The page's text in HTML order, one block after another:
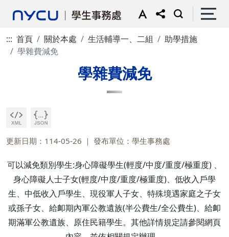
::: 首頁 關於本處 生活輔導一、二組
助學措施
學雜費減免
學雜費減免
更新日期：114-05-26 發布單位：學生事務處
可以減免類別學生:身心障礙學生(輕度/中度/重度/極重度) 、
身心障礙人士子女(輕度/中度/重度/極重度)、低收入戶學
生、中低收入戶學生、現役軍人子女、特殊境遇家庭之子女
或孫子女、給卹期內軍公教遺族(半公費生/全公費生)、給卹
期滿軍公教遺族、原住民籍學生。其他詳情規定請參閱網頁